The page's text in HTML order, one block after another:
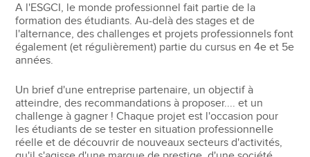
A l'ESGCI, le monde professionnel fait partie de la
formation des étudiants. Au-delà des stages et de
l'alternance, des challenges et projets professionnels font
également (et régulièrement) partie du cursus en 4e et 5e
années.
Un brief d'une entreprise partenaire, un objectif à
atteindre, des recommandations à proposer.... et un
challenge à gagner ! Chaque projet est l'occasion pour
les étudiants de se tester en situation professionnelle
réelle et de découvrir de nouveaux secteurs d'activités,